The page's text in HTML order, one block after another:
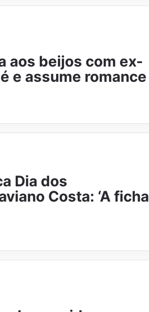
aos beijos com ex-
e assume romance
Dia dos
Costa: ‘A ficha